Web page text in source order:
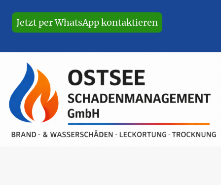
Jetzt per WhatsApp kontaktieren